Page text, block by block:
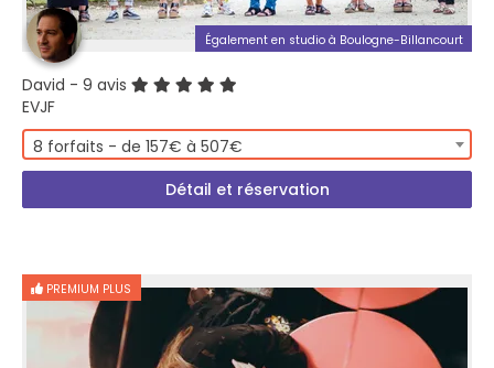
Également en studio à Boulogne-Billancourt
David - 9 avis
EVJF
8 forfaits - de 157€ à 507€
Détail et réservation
PREMIUM PLUS